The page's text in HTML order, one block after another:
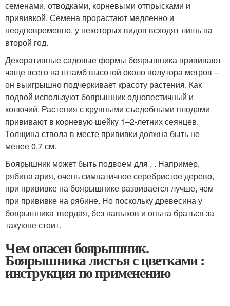
семенами, отводками, корневыми отпрысками и
прививкой. Семена прорастают медленно и
неодновременно, у некоторых видов всходят лишь на
второй год.
Декоративные садовые формы боярышника прививают
чаще всего на штамб высотой около полутора метров –
он выигрышно подчеркивает красоту растения. Как
подвой используют боярышник однопестичный и
колючий. Растения с крупными съедобными плодами
прививают в корневую шейку 1–2-летних сеянцев.
Толщина ствола в месте прививки должна быть не
менее 0,7 см.
Боярышник может быть подвоем для , . Например,
рябина ария, очень симпатичное серебристое дерево,
при прививке на боярышнике развивается лучше, чем
при прививке на рябине. Но поскольку древесина у
боярышника твердая, без навыков и опыта браться за
такуюне стоит.
Чем опасен боярышник.
Боярышника листья с цветками :
инструкция по применению